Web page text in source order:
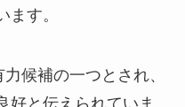
す。
候補の一つとされ、